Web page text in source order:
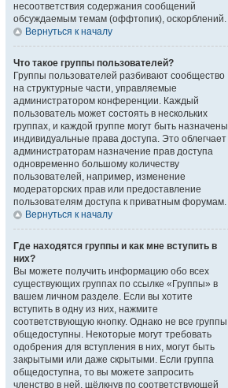
несоответствия содержания сообщений
обсуждаемым темам (оффтопик), оскорблений.
Вернуться к началу
Что такое группы пользователей?
Группы пользователей разбивают сообщество
на структурные части, управляемые
администратором конференции. Каждый
пользователь может состоять в нескольких
группах, и каждой группе могут быть назначены
индивидуальные права доступа. Это облегчает
администраторам назначение прав доступа
одновременно большому количеству
пользователей, например, изменение
модераторских прав или предоставление
пользователям доступа к приватным форумам.
Вернуться к началу
Где находятся группы и как мне вступить в
них?
Вы можете получить информацию обо всех
существующих группах по ссылке «Группы» в
вашем личном разделе. Если вы хотите
вступить в одну из них, нажмите
соответствующую кнопку. Однако не все группы
общедоступны. Некоторые могут требовать
одобрения для вступления в них, могут быть
закрытыми или даже скрытыми. Если группа
общедоступна, то вы можете запросить
членство в ней, щёлкнув по соответствующей